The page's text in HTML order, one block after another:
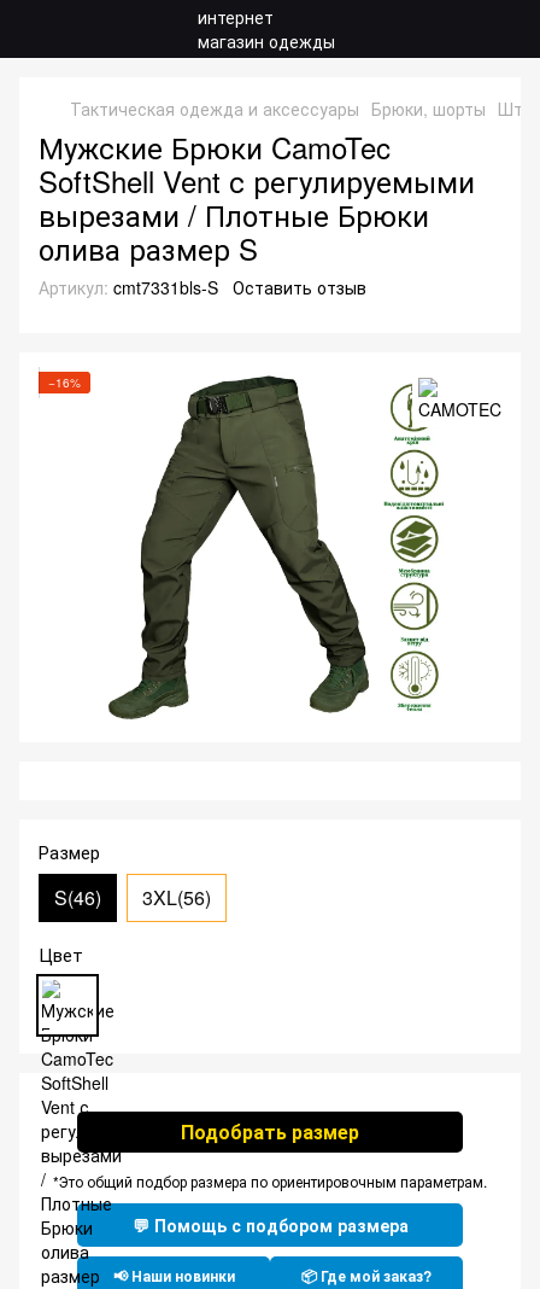
Тактическая одежда и аксессуары Брюки, шорты
Мужские Брюки CamoTec
SoftShell Vent с регулируемыми
вырезами / Плотные Брюки
олива размер S
Артикул: cmt7331bls-S Оставить отзыв
−16%
Размер
S(46) 3XL(56)
Цвет
Подобрать размер
*Это общий подбор размера по ориентировочным параметрам.
💬 Помощь с подбором размера
📢 Наши новинки 📦 Где мой заказ?